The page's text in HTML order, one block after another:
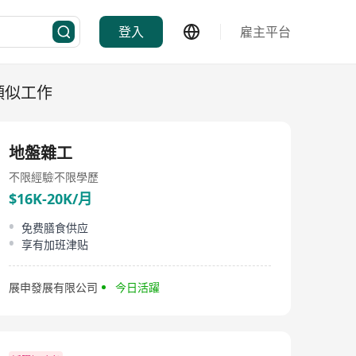
登入 雇主平台
似工作
地盤雜工
不限經驗不限學歷
$16K-20K/月
免费膳食供应
享有加班津贴
展申發展有限公司 今日活躍